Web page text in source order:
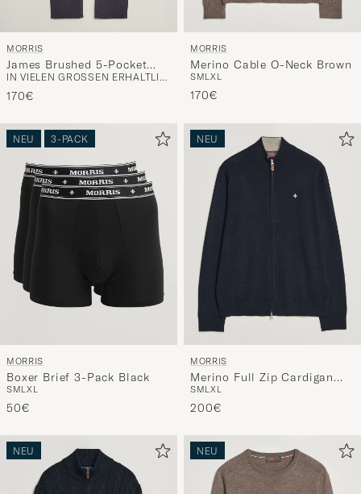
MORRIS
James Brushed 5-Pocket
Pant Blue
IN VIELEN GRÖSSEN ERHÄLTLICH
170€
MORRIS
Merino Cable O-Neck Brown
SMLXL
170€
NEU 3-PACK
MORRIS
Boxer Brief 3-Pack Black
SMLXL
50€
NEU
MORRIS
Merino Full Zip Cardigan
Navy
SMLXL
200€
NEU NEU